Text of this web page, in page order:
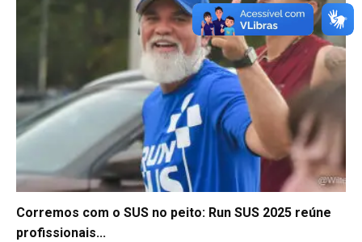
Corremos com o SUS no peito: Run SUS 2025 reúne
profissionais...